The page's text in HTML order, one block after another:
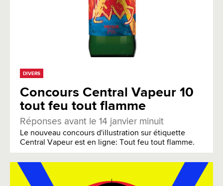
DIVERS
Concours Central Vapeur 10
tout feu tout flamme
Réponses avant le 14 janvier minuit
Le nouveau concours d'illustration sur étiquette
Central Vapeur est en ligne: Tout feu tout flamme.